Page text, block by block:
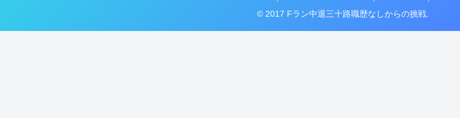
© 2017 Fラン中退三十路職歴なしからの挑戦.